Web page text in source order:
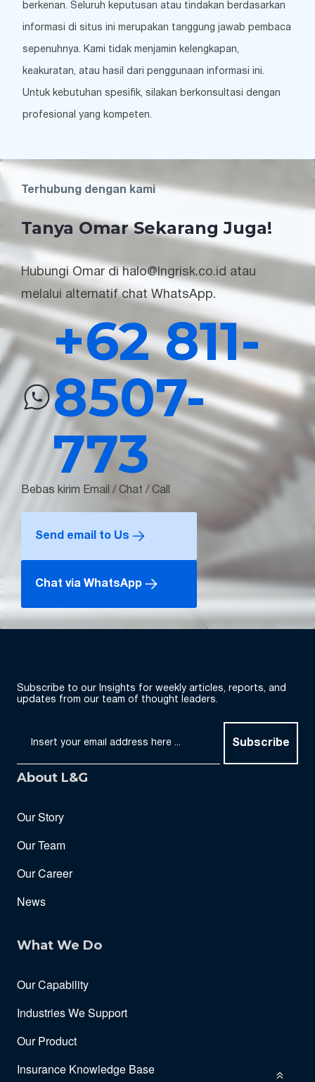
berkenan. Seluruh keputusan atau tindakan berdasarkan
informasi di situs ini merupakan tanggung jawab pembaca
sepenuhnya. Kami tidak menjamin kelengkapan,
keakuratan, atau hasil dari penggunaan informasi ini.
Untuk kebutuhan spesifik, silakan berkonsultasi dengan
profesional yang kompeten.
Terhubung dengan kami
Tanya Omar Sekarang Juga!
Hubungi Omar di halo@lngrisk.co.id atau
melalui alternatif chat WhatsApp.
+62 811-
8507-
773
Bebas kirim Email / Chat / Call
Send email to Us
Chat via WhatsApp
Subscribe to our Insights for weekly articles, reports, and
updates from our team of thought leaders.
Subscribe
About L&G
Our Story
Our Team
Our Career
News
What We Do
Our Capability
Industries We Support
Our Product
Insurance Knowledge Base